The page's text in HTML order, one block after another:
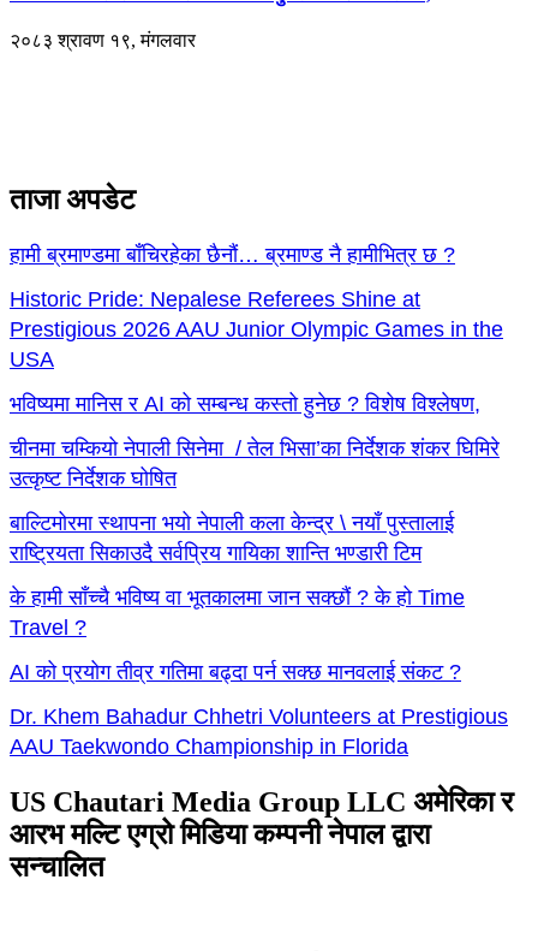
२०८३ श्रावण १९, मंगलवार
ताजा अपडेट
हामी ब्रमाण्डमा बाँचिरहेका छैनौं… ब्रमाण्ड नै हामीभित्र छ ?
Historic Pride: Nepalese Referees Shine at
Prestigious 2026 AAU Junior Olympic Games in the
USA
भविष्यमा मानिस र AI को सम्बन्ध कस्तो हुनेछ ? विशेष विश्लेषण,
चीनमा चम्कियो नेपाली सिनेमा / तेल भिसा’का निर्देशक शंकर घिमिरे
उत्कृष्ट निर्देशक घोषित
बाल्टिमोरमा स्थापना भयो नेपाली कला केन्द्र \ नयाँ पुस्तालाई
राष्ट्रियता सिकाउदै सर्वप्रिय गायिका शान्ति भण्डारी टिम
के हामी साँच्चै भविष्य वा भूतकालमा जान सक्छौं ? के हो Time
Travel ?
AI को प्रयोग तीव्र गतिमा बढ्दा पर्न सक्छ मानवलाई संकट ?
Dr. Khem Bahadur Chhetri Volunteers at Prestigious
AAU Taekwondo Championship in Florida
US Chautari Media Group LLC अमेरिका र
आरभ मल्टि एग्रो मिडिया कम्पनी नेपाल द्वारा
सन्चालित